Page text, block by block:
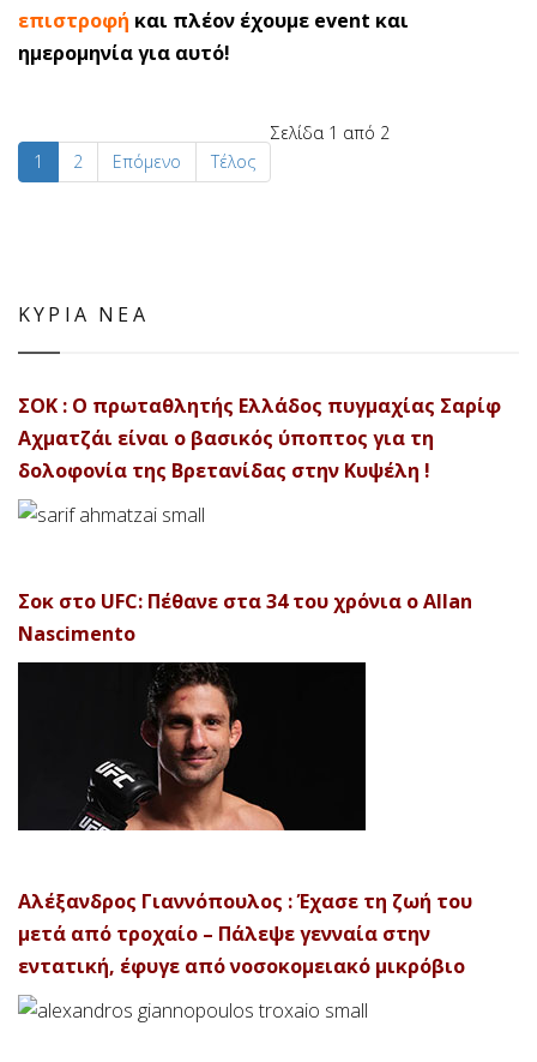
επιστροφή και πλέον έχουμε event και
ημερομηνία για αυτό!
Σελίδα 1 από 2
1
2 Επόμενο Τέλος
ΚΥΡΙΑ ΝΕΑ
ΣΟΚ : Ο πρωταθλητής Ελλάδος πυγμαχίας Σαρίφ
Αχματζάι είναι ο βασικός ύποπτος για τη
δολοφονία της Βρετανίδας στην Κυψέλη !
Σοκ στο UFC: Πέθανε στα 34 του χρόνια ο Allan
Nascimento
Αλέξανδρος Γιαννόπουλος : Έχασε τη ζωή του
μετά από τροχαίο – Πάλεψε γενναία στην
εντατική, έφυγε από νοσοκομειακό μικρόβιο